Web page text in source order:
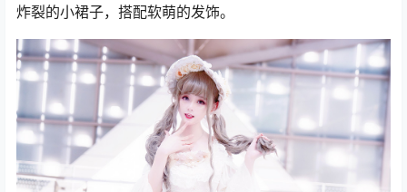
炸裂的小裙子，搭配软萌的发饰。